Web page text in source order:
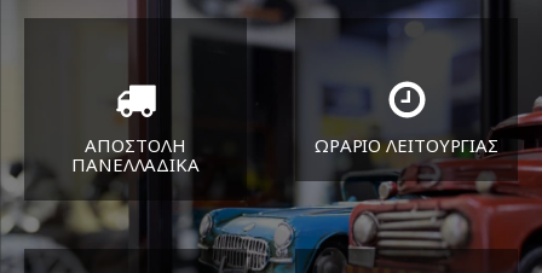
ΑΠΟΣΤΟΛΗ
ΠΑΝΕΛΛΑΔΙΚA
Όπου και αν είστε θα σας
στείλουμε τα ελαστικά σας
ΩΡΑΡΙΟ ΛΕΙΤΟΥΡΓΙΑΣ
ΔΕΥ-ΠΑΡ 8:30-17:30
ΣΑΒ 8:30-13:30